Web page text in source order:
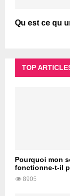
Qu est ce qu
TOP
Pourquoi mon
fonctionne-t-il
8905